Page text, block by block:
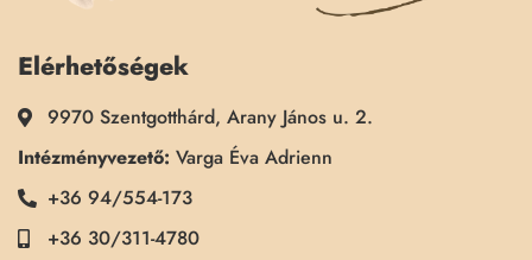
Elérhetőségek
9970 Szentgotthárd, Arany János u. 2.
Intézményvezető: Varga Éva Adrienn
+36 94/554-173
+36 30/311-4780